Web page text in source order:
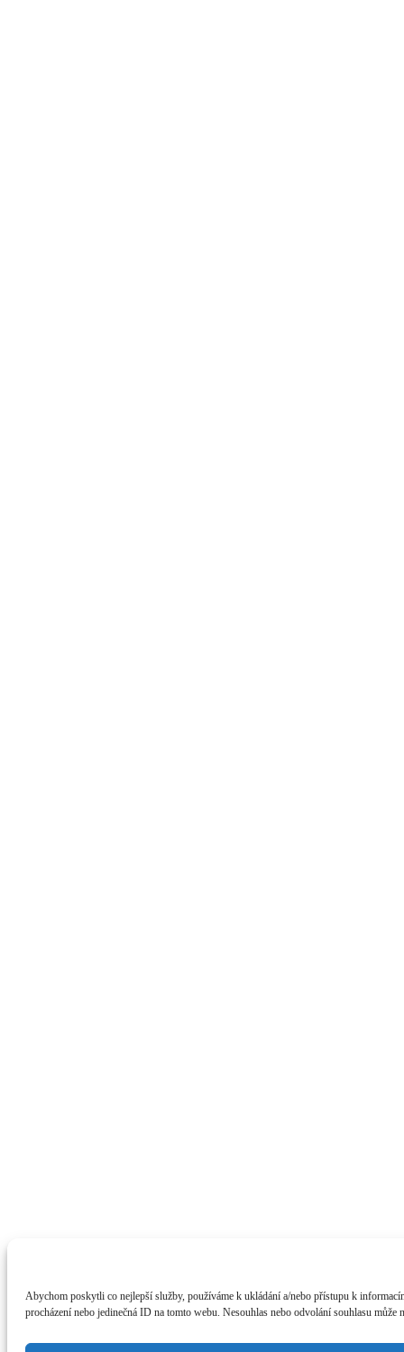
Abychom poskytli co nejlepší služby, používáme k ukládání a/nebo přístupu k
procházení nebo jedinečná ID na tomto webu. Nesouhlas nebo odvolání souhlasu